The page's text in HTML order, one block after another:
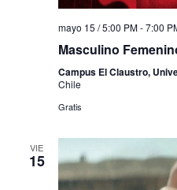
mayo 15 / 5:00 PM-7:00
Masculino
Campus El Claustro,
Chile
Gratis
VIE
15